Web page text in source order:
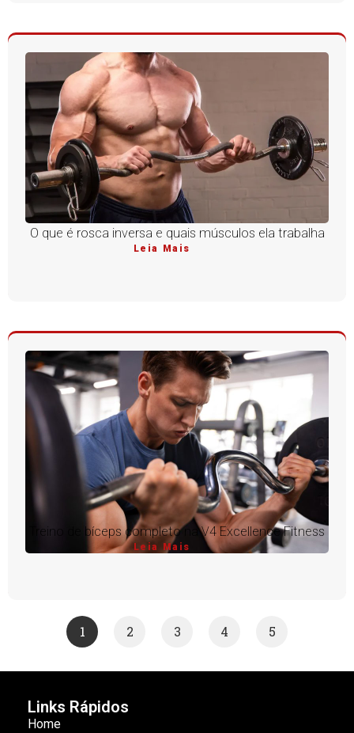
O que é rosca inversa e quais músculos ela trabalha
Leia Mais
Treino de bíceps completo na V4 Excellence Fitness
Leia Mais
1 2 3 4 5
Links Rápidos
Home